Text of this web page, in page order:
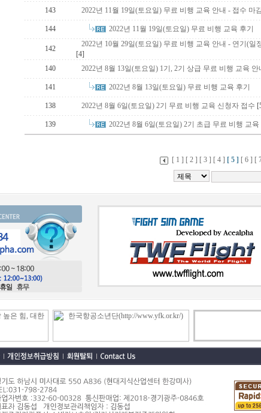
143 2022년 11월 19일(토요일) 무료 비행 교육 안내 - 접수 마
144 2022년 11월 19일(토요일) 무료 비행 교육 후기
142
2022년 10월 29일(토요일) 무료 비행 교육 안내 - 연기(일
[4]
140 2022년 8월 13일(토요일) 1기, 2기 상급 무료 비행 교육 안
141 2022년 8월 13일(토요일) 무료 비행 교육 후기
138 2022년 8월 6일(토요일) 2기 무료 비행 교육 신청자 접수
139 2022년 8월 6일(토요일) 2기 초급 무료 비행 교
[ 1 ] [ 2 ] [ 3 ] [ 4 ] [ 5 ] [ 6 ] [